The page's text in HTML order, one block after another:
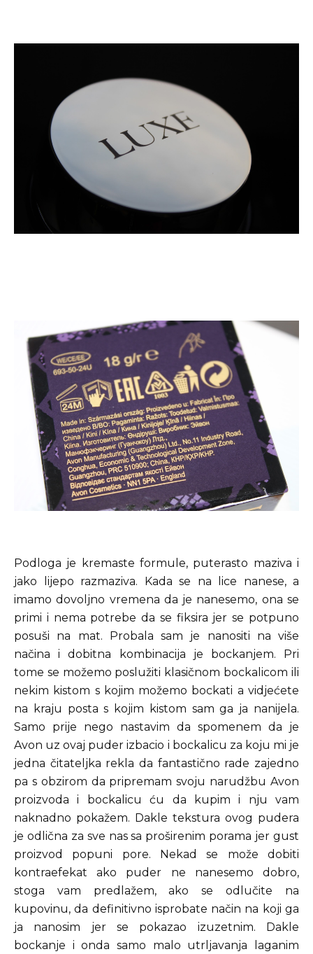
Podloga je kremaste formule, puterasto maziva i
jako lijepo razmaziva. Kada se na lice nanese, a
imamo dovoljno vremena da je nanesemo, ona se
primi i nema potrebe da se fiksira jer se potpuno
posuši na mat. Probala sam je nanositi na više
načina i dobitna kombinacija je bockanjem. Pri
tome se možemo poslužiti klasičnom bockalicom ili
nekim kistom s kojim možemo bockati a vidjećete
na kraju posta s kojim kistom sam ga ja nanijela.
Samo prije nego nastavim da spomenem da je
Avon uz ovaj puder izbacio i bockalicu za koju mi je
jedna čitateljka rekla da fantastično rade zajedno
pa s obzirom da pripremam svoju narudžbu Avon
proizvoda i bockalicu ću da kupim i nju vam
naknadno pokažem. Dakle tekstura ovog pudera
je odlična za sve nas sa proširenim porama jer gust
proizvod popuni pore. Nekad se može dobiti
kontraefekat ako puder ne nanesemo dobro,
stoga vam predlažem, ako se odlučite na
kupovinu, da definitivno isprobate način na koji ga
ja nanosim jer se pokazao izuzetnim. Dakle
bockanje i onda samo malo utrljavanja laganim